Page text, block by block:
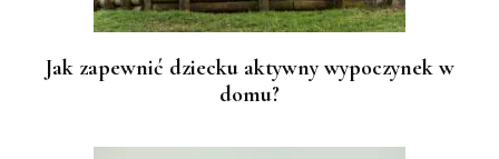
Jak zapewnić dziecku aktywny wypoczynek w
domu?